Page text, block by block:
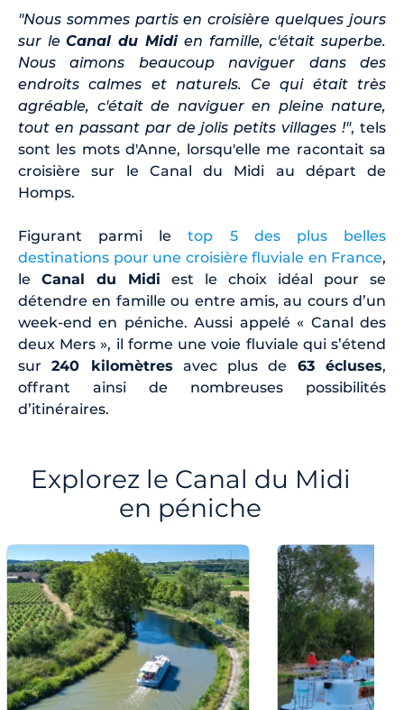
"Nous sommes partis en croisière quelques jours
sur leCanal du Midien famille, c'était superbe.
Nous aimons beaucoup naviguer dans des
endroits calmes et naturels. Ce qui était très
agréable, c'était de naviguer en pleine nature,
tout en passant par de jolis petits villages !", tels
sont les mots d'Anne, lorsqu'elle me racontait sa
croisière sur le Canal du Midi au départ de
Homps.
Figurant parmi letop 5 des plus belles
destinations pour une croisière fluviale en France,
le Canal du Midi est le choix idéal pour se
détendre en famille ou entre amis, au cours d’un
week-end en péniche. Aussi appelé « Canal des
deux Mers », il forme une voie fluviale qui s’étend
sur240 kilomètres avec plus de 63 écluses,
offrant ainsi de nombreuses possibilités
d’itinéraires.
Explorez le Canal du Midi
en péniche